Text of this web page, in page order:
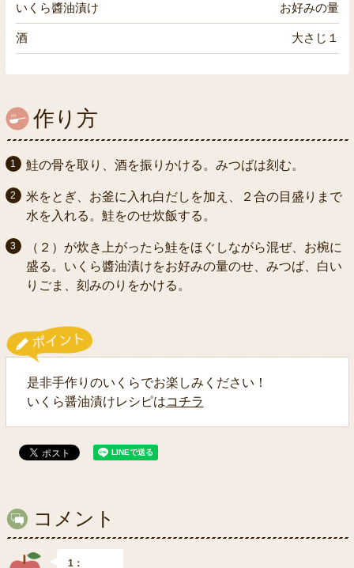
いくら醬油漬け お好みの量
酒 大さじ１
作り方
鮭の骨を取り、酒を振りかける。みつばは刻む。
米をとぎ、お釜に入れ白だしを加え、２合の目盛りまで
水を入れる。鮭をのせ炊飯する。
（２）が炊き上がったら鮭をほぐしながら混ぜ、お椀に
盛る。いくら醬油漬けをお好みの量のせ、みつば、白い
りごま、刻みのりをかける。
是非手作りのいくらでお楽しみください！
いくら醤油漬けレシピはコチラ
コメント
1：